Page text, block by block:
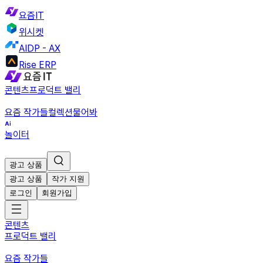
요즘IT
위시켓
AIDP - AX
Rise ERP
콘텐츠프로덕트 밸리
요즘 작가들컬렉션물어봐
놀이터
광고 상품
광고 상품
작가 지원
로그인
회원가입
콘텐츠
프로덕트 밸리
요즘 작가들